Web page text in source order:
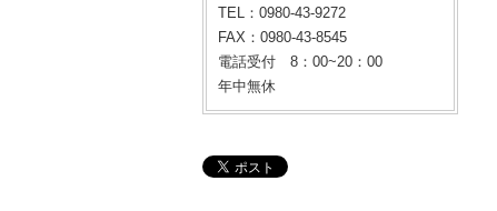
TEL：0980-43-9272
FAX：0980-43-8545
電話受付 8：00~20：00
年中無休